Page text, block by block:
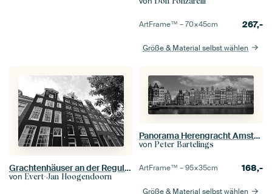
ArtFrame™ –70×45cm 267,-
Größe & Material selbst wählen
Grachtenhäuser an der Reguliersgracht in Amsterdam | schwarz und weiß
von Evert-Jan Hoogendoorn
Panorama Herengracht Amsterdam
von Peter Bartelings
ArtFrame™ –95×35cm 168,-
Größe & Material selbst wählen